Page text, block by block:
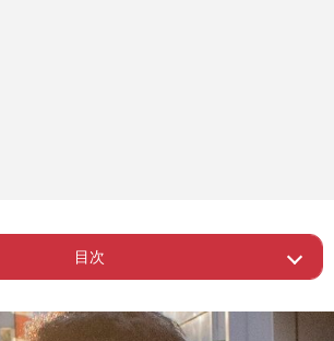
目次
ー 「本当は反省してないだろ」即謝罪
もさらに炎上